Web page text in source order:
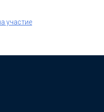
участие